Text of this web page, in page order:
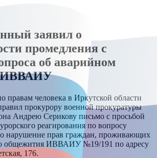
заявил о
промедления с
об аварийном
ИВВАИУ
правам человека в Иркутской области
прокурору военной прокуратуры
Андрею Серикову письмо с просьбой
реагирования по вопросу
нарушение прав граждан, проживающих
общежития ИВВАИУ №19/191 по адресу
176.